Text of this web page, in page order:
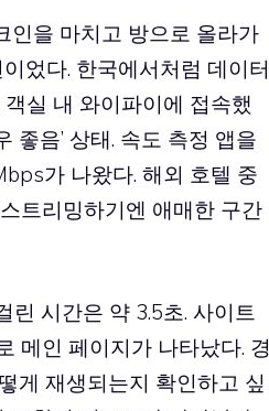
인을 마치고 방으로 올라가
었다. 한국에서처럼 데이터
실 내 와이파이에 접속했
좋음’ 상태. 속도 측정 앱을
가 나왔다. 해외 호텔 중
트리밍하기엔 애매한 구간
린 시간은 약 3.5초. 사이트
메인 페이지가 나타났다. 경
게 재생되는지 확인하고 싶